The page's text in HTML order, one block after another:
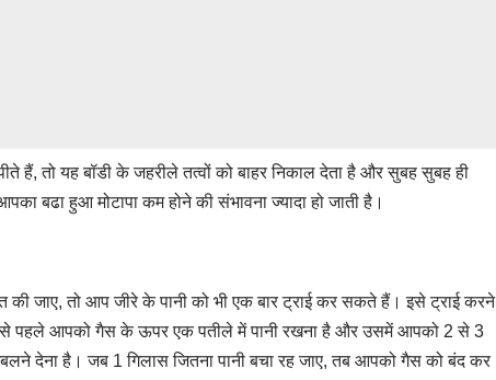
हैं, तो यह बॉडी के जहरीले तत्वों को बाहर निकाल देता है और सुबह सुबह ही
बढा हुआ मोटापा कम होने की संभावना ज्यादा हो जाती है।
की जाए, तो आप जीरे के पानी को भी एक बार ट्राई कर सकते हैं। इसे ट्राई करने
पहले आपको गैस के ऊपर एक पतीले में पानी रखना है और उसमें आपको 2 से 3
देना है। जब 1 गिलास जितना पानी बचा रह जाए, तब आपको गैस को बंद कर